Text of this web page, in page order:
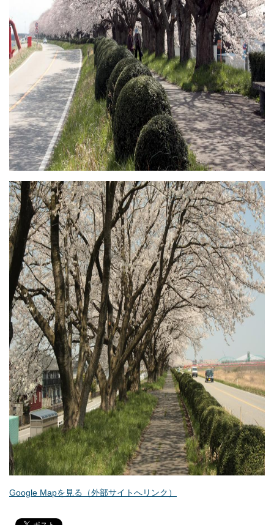
Google Mapを見る（外部サイトへリンク）